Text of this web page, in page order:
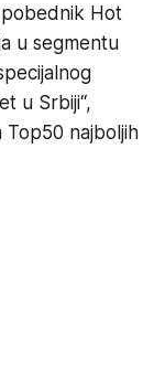
Hot
u segmentu
u Srbiji“,
Top50 najboljih